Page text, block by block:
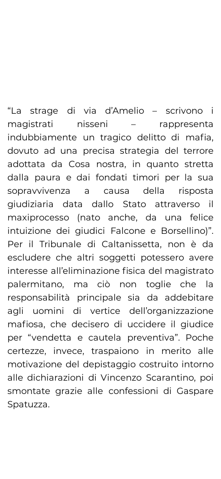
“La strage di via d’Amelio – scrivono i
magistrati nisseni – rappresenta
indubbiamente un tragico delitto di mafia,
dovuto ad una precisa strategia del terrore
adottata da Cosa nostra, in quanto stretta
dalla paura e dai fondati timori per la sua
sopravvivenza a causa della risposta
giudiziaria data dallo Stato attraverso il
maxiprocesso (nato anche, da una felice
intuizione dei giudici Falcone e Borsellino)”.
Per il Tribunale di Caltanissetta, non è da
escludere che altri soggetti potessero avere
interesse all’eliminazione fisica del magistrato
palermitano, ma ciò non toglie che la
responsabilità principale sia da addebitare
agli uomini di vertice dell’organizzazione
mafiosa, che decisero di uccidere il giudice
per “vendetta e cautela preventiva”. Poche
certezze, invece, traspaiono in merito alle
motivazione del depistaggio costruito intorno
alle dichiarazioni di Vincenzo Scarantino, poi
smontate grazie alle confessioni di Gaspare
Spatuzza.